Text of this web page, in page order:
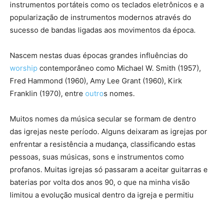
instrumentos portáteis como os teclados eletrônicos e a
popularização de instrumentos modernos através do
sucesso de bandas ligadas aos movimentos da época.
Nascem nestas duas épocas grandes influências do
worship contemporâneo como Michael W. Smith (1957),
Fred Hammond (1960), Amy Lee Grant (1960), Kirk
Franklin (1970), entre outros nomes.
Muitos nomes da música secular se formam de dentro
das igrejas neste período. Alguns deixaram as igrejas por
enfrentar a resistência a mudança, classificando estas
pessoas, suas músicas, sons e instrumentos como
profanos. Muitas igrejas só passaram a aceitar guitarras e
baterias por volta dos anos 90, o que na minha visão
limitou a evolução musical dentro da igreja e permitiu